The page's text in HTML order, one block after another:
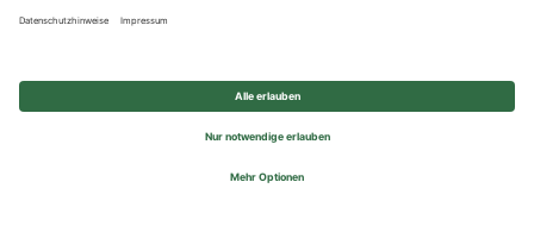
© 2026 REWE Group - All rights reserved